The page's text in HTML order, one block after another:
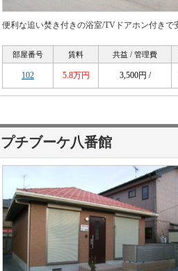
便利な追い焚き付きの浴室/TVドアホン付き
部屋番号 賃料 共益 / 管理費
102 5.8万円 3,500円 /
プチブーケ八番館